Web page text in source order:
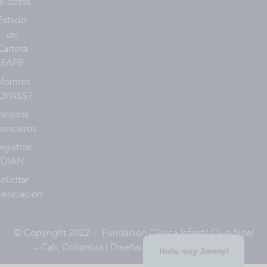
Hola, soy Jimmy!
de
EAPB
DIAN
© Copyright 2022 – Fundación Clínica Infantil Club Noel
– Cali, Colombia | Diseñado porHenryRios.com